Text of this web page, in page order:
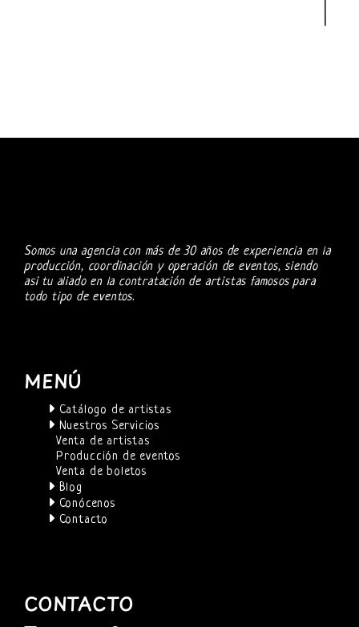
Somos una agencia con más de 30 años de experiencia en la
producción, coordinación y operación de eventos, siendo
asi tu aliado en la contratación de artistas famosos para
todo tipo de eventos.
MENÚ
Catálogo de artistas
Nuestros Servicios
Venta de artistas
Producción de eventos
Venta de boletos
Blog
Conócenos
Contacto
CONTACTO